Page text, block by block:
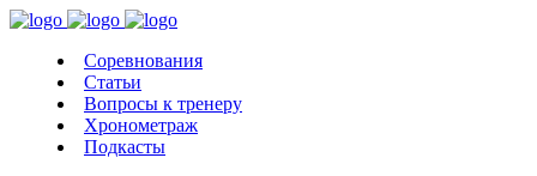
Соревнования
Статьи
Вопросы к тренеру
Хронометраж
Подкасты